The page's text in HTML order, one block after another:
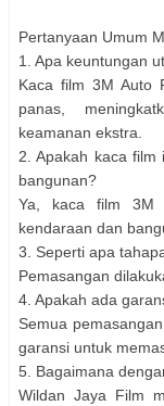
Pertanyaan Umum
1. Apa keuntungan
Kaca film 3M Auto
panas,
keamanan ekstra.
2. Apakah kaca film
bangunan?
Ya, kaca film 3M
kendaraan dan
3. Seperti apa
Pemasangan
4. Apakah ada
Semua
garansi untuk
5. Bagaimana
Wildan Jaya Film